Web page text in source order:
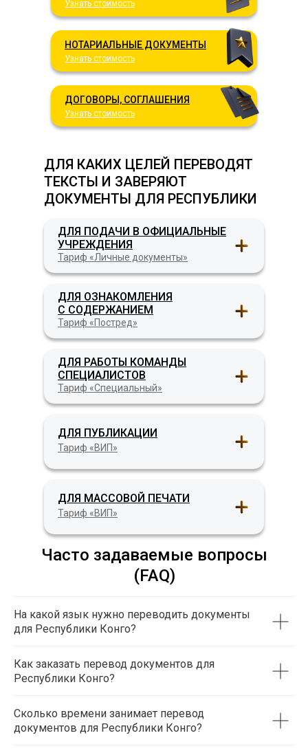
Узнать стоимость
НОТАРИАЛЬНЫЕ ДОКУМЕНТЫ
Узнать стоимость
ДОГОВОРЫ, СОГЛАШЕНИЯ
Узнать стоимость
ДЛЯ КАКИХ ЦЕЛЕЙ ПЕРЕВОДЯТ
ТЕКСТЫ И ЗАВЕРЯЮТ
ДОКУМЕНТЫ ДЛЯ РЕСПУБЛИКИ
ДЛЯ ПОДАЧИ В ОФИЦИАЛЬНЫЕ
УЧРЕЖДЕНИЯ
Тариф «Личные документы»
Тариф «Постред»
ДЛЯ ОЗНАКОМЛЕНИЯ
С СОДЕРЖАНИЕМ
ДЛЯ ПУБЛИКАЦИИ
Тариф «ВИП»
ДЛЯ РАБОТЫ КОМАНДЫ
СПЕЦИАЛИСТОВ
Тариф «Специальный»
ДЛЯ МАССОВОЙ ПЕЧАТИ
Тариф «ВИП»
Часто задаваемые вопросы
(FAQ)
На какой язык нужно переводить документы
для Республики Конго?
Как заказать перевод документов для
Республики Конго?
Сколько времени занимает перевод
документов для Республики Конго?